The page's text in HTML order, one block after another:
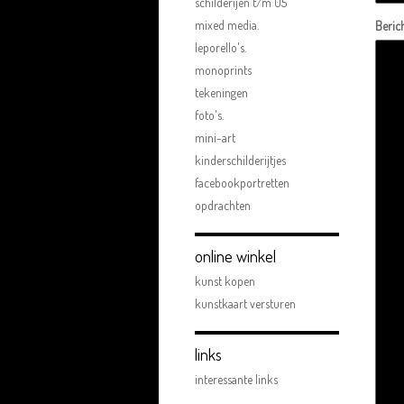
mixed media.
leporello's.
monoprints
tekeningen
foto's.
mini-art
kinderschilderijtjes
facebookportretten
opdrachten
online winkel
kunst kopen
kunstkaart versturen
links
interessante links